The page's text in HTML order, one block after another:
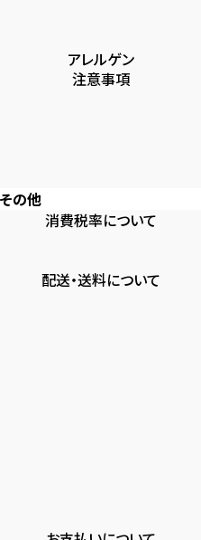
アレルゲン
注意事項
その他
消費税率について
配送・送料について